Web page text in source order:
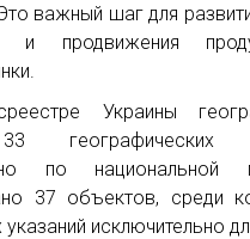
важный шаг для
и продвижения
Украины
географических
по национальной
37 объектов, среди
исключительно